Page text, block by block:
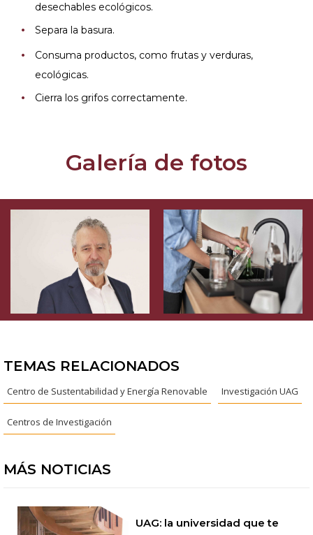
desechables ecológicos.
Separa la basura.
Consuma productos, como frutas y verduras,
ecológicas.
Cierra los grifos correctamente.
Galería de fotos
TEMAS RELACIONADOS
Centro de Sustentabilidad y Energía Renovable Investigación UAG
Centros de Investigación
MÁS NOTICIAS
UAG: la universidad que te